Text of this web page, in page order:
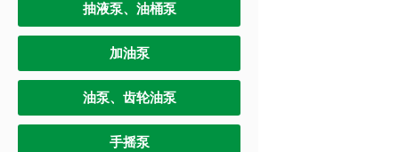
抽液泵、油桶泵
加油泵
油泵、齿轮油泵
手摇泵